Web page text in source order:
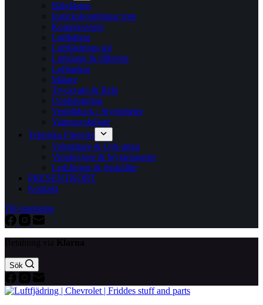
Bälgfästen
Instickskopplingar mm
Kompressorer
Luftbälgar
Luftfjädrings kit
Luftslang & tillbehör
Lufttankar
Mätare
Tryckvakt & Relä
Upphängning
Ventilblock / Styrenheter
Vattenavskiljare
Tekniska Finesser
Voltmätare & Usb-uttag
Vippbrytare & brytarpaneler
Ledslingor & ljuskällor
PRESENTKORT
Kontakt
Till startsidan
Sök